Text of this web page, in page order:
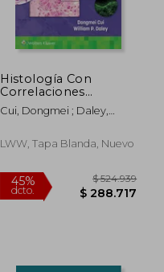
Histología Con
Correlaciones
Funcionales Y Clínicas
Cui, Dongmei ; Daley,
LWW, Tapa Blanda, Nuevo